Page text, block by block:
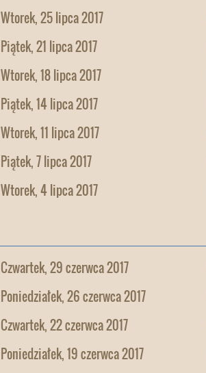
Wtorek, 25 lipca 2017
Piątek, 21 lipca 2017
Wtorek, 18 lipca 2017
Piątek, 14 lipca 2017
Wtorek, 11 lipca 2017
Piątek, 7 lipca 2017
Wtorek, 4 lipca 2017
Czwartek, 29 czerwca 2017
Poniedziałek, 26 czerwca 2017
Czwartek, 22 czerwca 2017
Poniedziałek, 19 czerwca 2017